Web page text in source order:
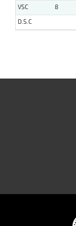
VSC
8
D.S.C